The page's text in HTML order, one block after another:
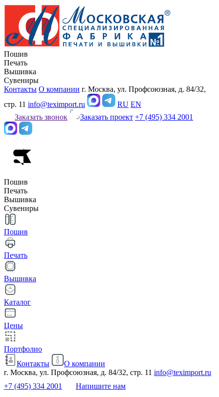
Пошив
Печать
Вышивка
Сувениры
Контакты О компании г. Москва, ул. Профсоюзная, д. 84/32,
стр. 11 info@teximport.ru RU EN
Заказать звонок
Заказать проект +7 (495) 334 2001
Пошив
Печать
Вышивка
Сувениры
Пошив
Печать
Вышивка
Каталог
Цены
Портфолио
Контакты
О компании
г. Москва, ул. Профсоюзная, д. 84/32, стр. 11 info@teximport.ru
+7 (495) 334 2001
Напишите нам